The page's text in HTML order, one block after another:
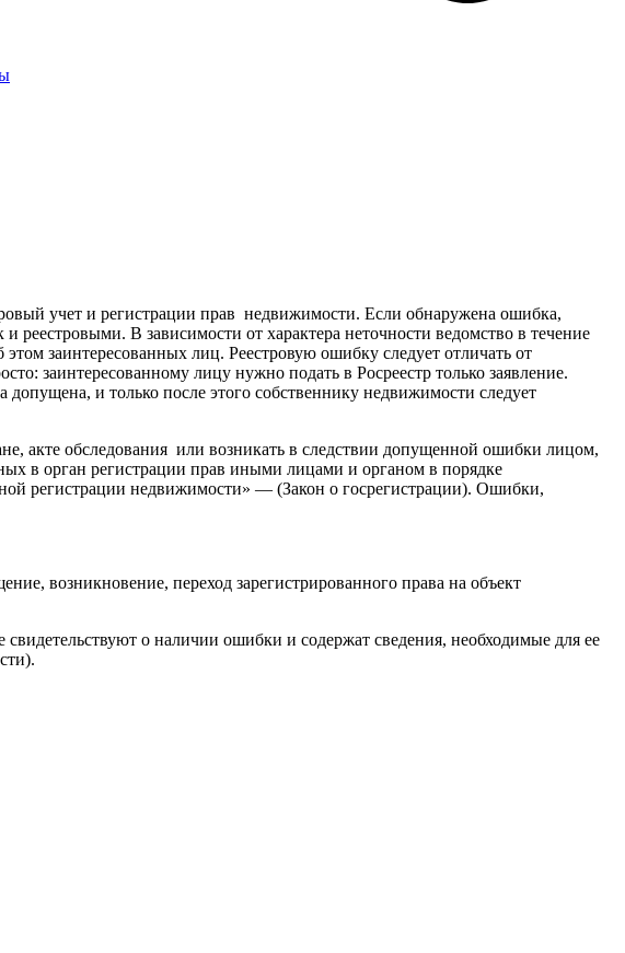
учет и регистрации прав недвижимости. Если обнаружена ошибка,
реестровыми. В зависимости от характера неточности ведомство в течение
заинтересованных лиц. Реестровую ошибку следует отличать от
заинтересованному лицу нужно подать в Росреестр только заявление.
и только после этого собственнику недвижимости следует
акте обследования или возникать в следствии допущенной ошибки лицом,
в орган регистрации прав иными лицами и органом в порядке
регистрации недвижимости» — (Закон о госрегистрации). Ошибки,
возникновение, переход зарегистрированного права на объект
свидетельствуют о наличии ошибки и содержат сведения, необходимые для ее